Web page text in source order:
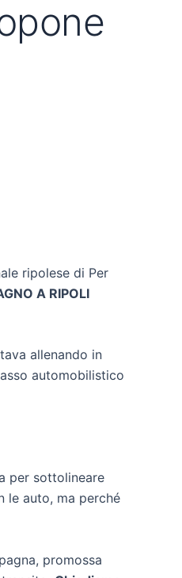
ripolese di Per
A RIPOLI
allenando in
automobilistico
per sottolineare
le auto, ma perché
promossa